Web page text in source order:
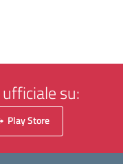
su:
Play Store